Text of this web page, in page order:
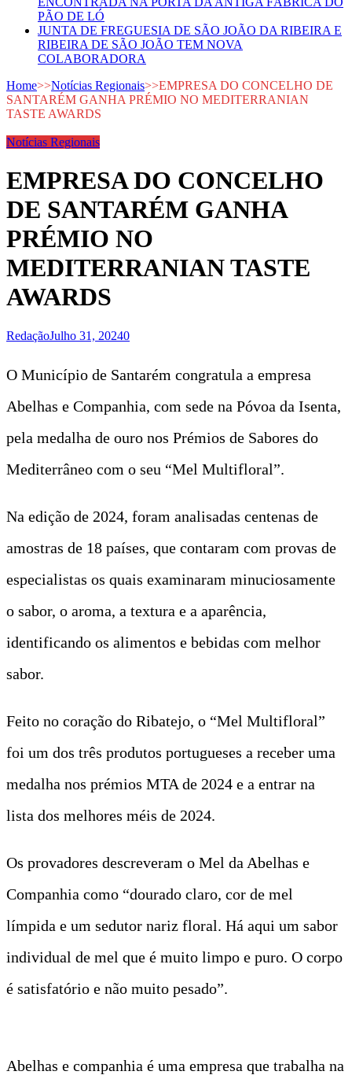
PÃO DE LÓ
JUNTA DE FREGUESIA DE SÃO JOÃO DA RIBEIRA E
RIBEIRA DE SÃO JOÃO TEM NOVA
COLABORADORA
Home>>Notícias Regionais>>EMPRESA DO CONCELHO DE
SANTARÉM GANHA PRÉMIO NO MEDITERRANIAN
TASTE AWARDS
Notícias Regionais
EMPRESA DO CONCELHO
DE SANTARÉM GANHA
PRÉMIO NO
MEDITERRANIAN TASTE
AWARDS
RedaçãoJulho 31, 20240
O Município de Santarém congratula a empresa
Abelhas e Companhia, com sede na Póvoa da Isenta,
pela medalha de ouro nos Prémios de Sabores do
Mediterrâneo com o seu “Mel Multifloral”.
Na edição de 2024, foram analisadas centenas de
amostras de 18 países, que contaram com provas de
especialistas os quais examinaram minuciosamente
o sabor, o aroma, a textura e a aparência,
identificando os alimentos e bebidas com melhor
sabor.
Feito no coração do Ribatejo, o “Mel Multifloral”
foi um dos três produtos portugueses a receber uma
medalha nos prémios MTA de 2024 e a entrar na
lista dos melhores méis de 2024.
Os provadores descreveram o Mel da Abelhas e
Companhia como “dourado claro, cor de mel
límpida e um sedutor nariz floral. Há aqui um sabor
individual de mel que é muito limpo e puro. O corpo
é satisfatório e não muito pesado”.
Abelhas e companhia é uma empresa que trabalha na